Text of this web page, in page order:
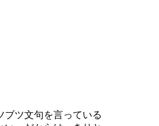
ツ文句を言っている